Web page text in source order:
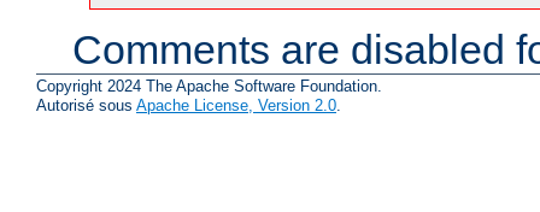
Comments are disabled
Copyright 2024 The Apache Software Foundation.
Autorisé sous Apache License, Version 2.0.